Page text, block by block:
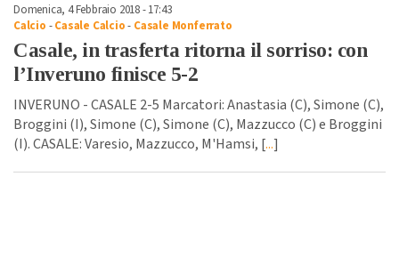
Domenica, 4 Febbraio 2018 - 17:43
Calcio -Casale Calcio- Casale Monferrato
Casale, in trasferta ritorna il sorriso: con
l’Inveruno finisce 5-2
INVERUNO - CASALE 2-5 Marcatori: Anastasia (C), Simone (C),
Broggini (I), Simone (C), Simone (C), Mazzucco (C) e Broggini
(I). CASALE: Varesio, Mazzucco, M'Hamsi, [...]